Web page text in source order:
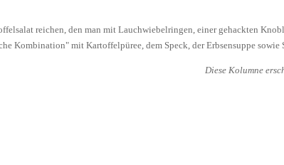
reichen, den man mit Lauchwiebelringen, einer gehackten
Kombination" mit Kartoffelpüree, dem Speck, der Erbsensuppe sowie
Diese Kolumne